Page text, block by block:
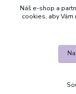
+420
Po-Pá,
Náš e-shop a
cookies, aby